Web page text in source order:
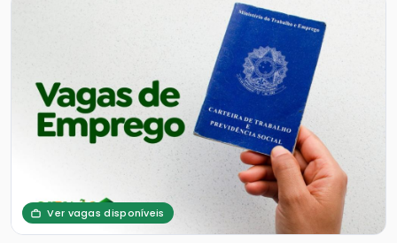
Ver vagas disponíveis